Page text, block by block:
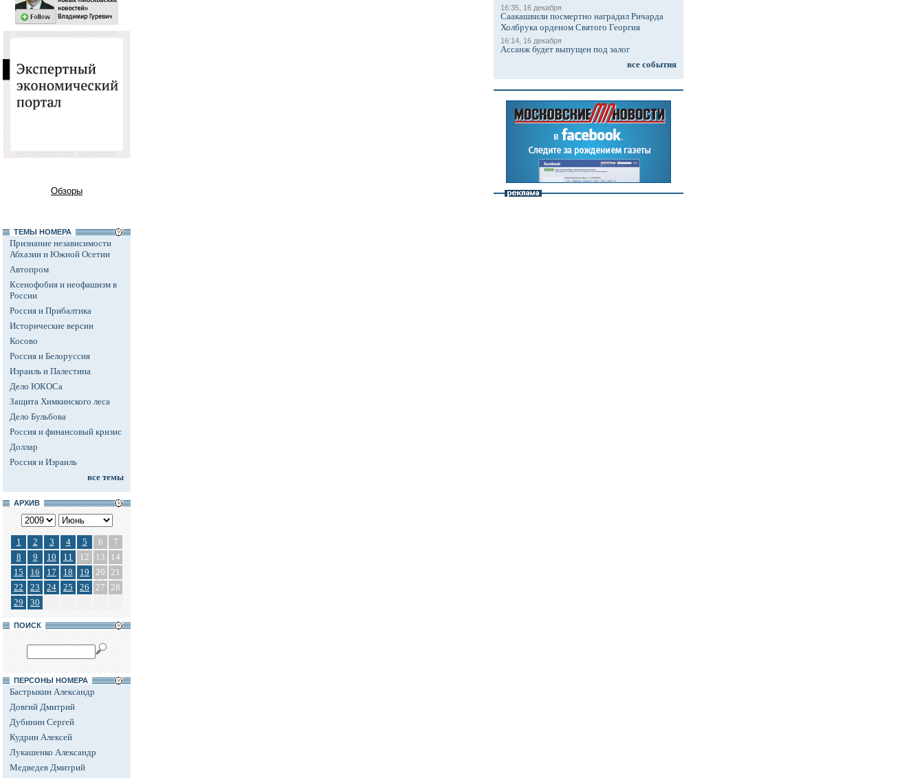
Обзоры
ТЕМЫ НОМЕРА
Признание независимости
Абхазии и Южной Осетии
Автопром
Ксенофобия и неофашизм в
России
Россия и Прибалтика
Исторические версии
Косово
Россия и Белоруссия
Израиль и Палестина
Дело ЮКОСа
Защита Химкинского леса
Дело Бульбова
Россия и финансовый кризис
Доллар
Россия и Израиль
все темы
АРХИВ
1 2 3 4 5 6
7
8
9 10 11 12 13
14
15
16 17 18 19 20 21
22
23 24 25 26 27 28
29
30
ПОИСК
ПЕРСОНЫ НОМЕРА
Бастрыкин Александр
Довгий Дмитрий
Дубинин Сергей
Кудрин Алексей
Лукашенко Александр
Медведев Дмитрий
16:35, 16 декабря
Саакашвили посмертно наградил Ричарда
Холбрука орденом Святого Георгия
16:14, 16 декабря
Ассанж будет выпущен под залог
все события